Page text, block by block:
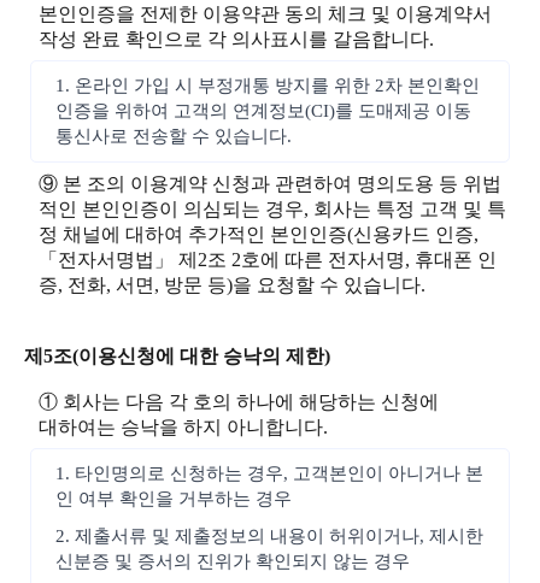
본인인증을 전제한 이용약관 동의 체크 및 이용계약서
작성 완료 확인으로 각 의사표시를 갈음합니다.
1. 온라인 가입 시 부정개통 방지를 위한 2차 본인확인
인증을 위하여 고객의 연계정보(CI)를 도매제공 이동
통신사로 전송할 수 있습니다.
⑨ 본 조의 이용계약 신청과 관련하여 명의도용 등 위법
적인 본인인증이 의심되는 경우, 회사는 특정 고객 및 특
정 채널에 대하여 추가적인 본인인증(신용카드 인증,
「전자서명법」 제2조 2호에 따른 전자서명, 휴대폰 인
증, 전화, 서면, 방문 등)을 요청할 수 있습니다.
제5조(이용신청에 대한 승낙의 제한)
① 회사는 다음 각 호의 하나에 해당하는 신청에
대하여는 승낙을 하지 아니합니다.
1. 타인명의로 신청하는 경우, 고객본인이 아니거나 본
인 여부 확인을 거부하는 경우
2. 제출서류 및 제출정보의 내용이 허위이거나, 제시한
신분증 및 증서의 진위가 확인되지 않는 경우